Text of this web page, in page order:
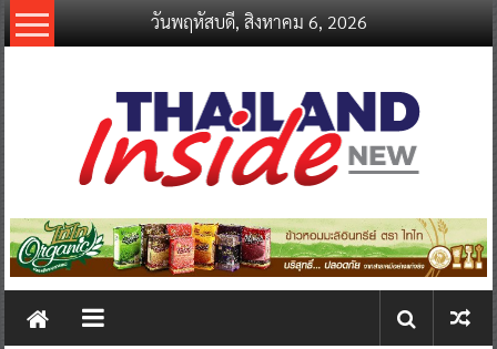
Skip
to
วันพฤหัสบดี, สิงหาคม 6, 2026
thailandinsidenew.com
Thailand
New